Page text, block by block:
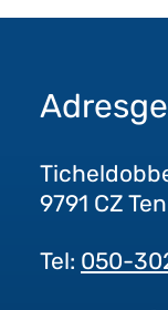
9791 CZ
Tel: 050-